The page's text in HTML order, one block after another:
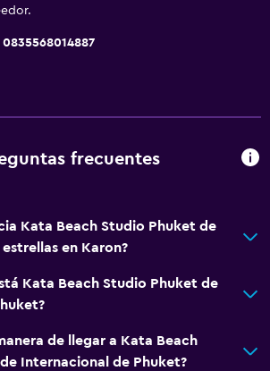
frecuentes
Kata Beach Studio Phuket de
en Karon?
Kata Beach Studio Phuket de
de llegar a Kata Beach
Internacional de Phuket?